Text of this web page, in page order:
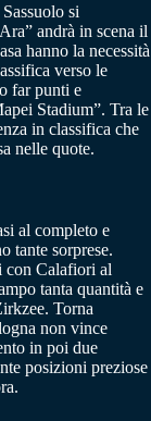
si
andrà in scena il
hanno la necessità
verso le
far punti e
Stadium”. Tra le
in classifica che
nelle quote.
al completo e
tante sorprese.
con Calafiori al
tanta quantità e
Torna
non vince
in poi due
posizioni preziose